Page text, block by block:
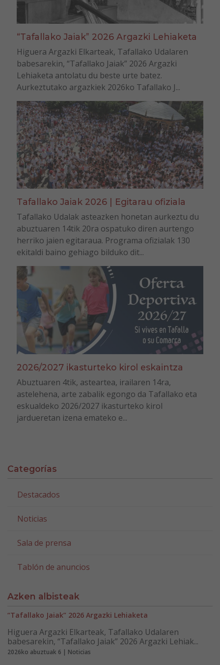
“Tafallako Jaiak” 2026 Argazki Lehiaketa
Higuera Argazki Elkarteak, Tafallako Udalaren
babesarekin, “Tafallako Jaiak” 2026 Argazki
Lehiaketa antolatu du beste urte batez.
Aurkeztutako argazkiek 2026ko Tafallako J...
Tafallako Jaiak 2026 | Egitarau ofiziala
Tafallako Udalak asteazken honetan aurkeztu du
abuztuaren 14tik 20ra ospatuko diren aurtengo
herriko jaien egitaraua. Programa ofizialak 130
ekitaldi baino gehiago bilduko dit...
2026/2027 ikasturteko kirol eskaintza
Abuztuaren 4tik, asteartea, irailaren 14ra,
astelehena, arte zabalik egongo da Tafallako eta
eskualdeko 2026/2027 ikasturteko kirol
jardueretan izena emateko e...
Categorías
Destacados
Noticias
Sala de prensa
Tablón de anuncios
Azken albisteak
“Tafallako Jaiak” 2026 Argazki Lehiaketa
Higuera Argazki Elkarteak, Tafallako Udalaren
babesarekin, “Tafallako Jaiak” 2026 Argazki Lehiak...
2026ko abuztuak 6 | Noticias